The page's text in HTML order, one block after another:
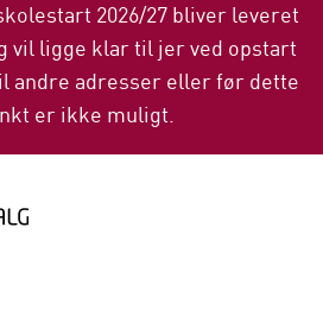
2026/27 bliver leveret
vil ligge klar til jer ved opstart
andre adresser eller før dette
er ikke muligt.